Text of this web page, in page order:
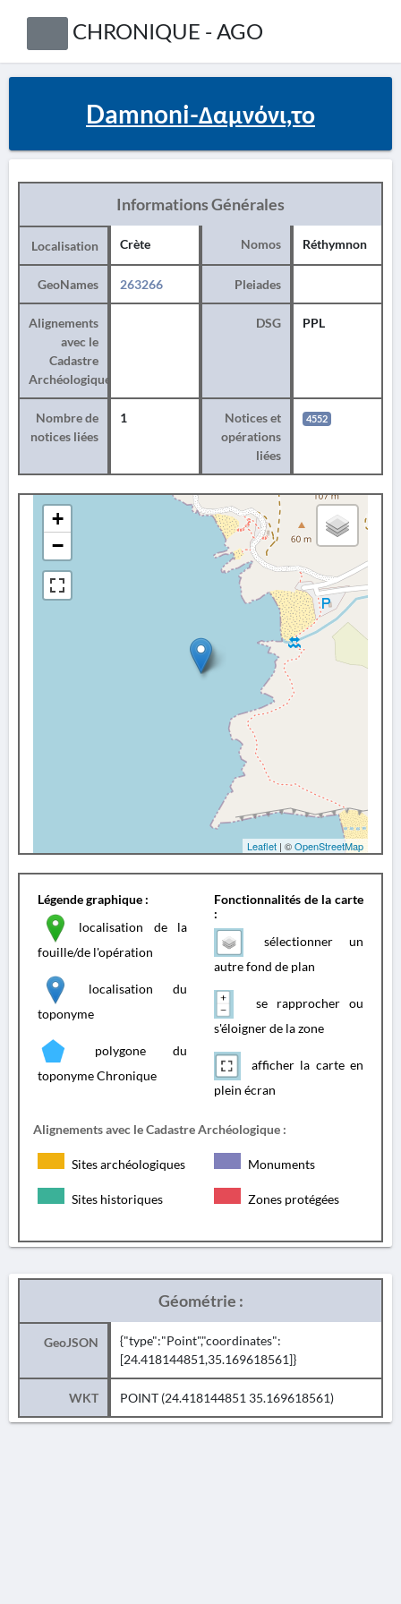
CHRONIQUE - AGO
Damnoni-Δαμνόνι,το
Informations Générales
Localisation Crète Nomos Réthymnon
GeoNames 263266 Pleiades
Alignements
avec le
Cadastre
Archéologique
DSG PPL
Nombre de
notices liées
1
Notices et
opérations
liées
4552
+
−
Leaflet | ©OpenStreetMap
Légende graphique :
localisation de la
fouille/de l'opération
localisation du
toponyme
polygone du
toponyme Chronique
Fonctionnalités de la carte
:
sélectionner un
autre fond de plan
se rapprocher ou
s'éloigner de la zone
afficher la carte en
plein écran
Alignements avec le Cadastre Archéologique :
Sites archéologiques Monuments
Sites historiques Zones protégées
Géométrie :
GeoJSON
{"type":"Point","coordinates":
[24.418144851,35.169618561]}
WKT POINT (24.418144851 35.169618561)